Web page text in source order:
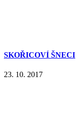
SKOŘICOVÍ ŠNECI
23. 10. 2017